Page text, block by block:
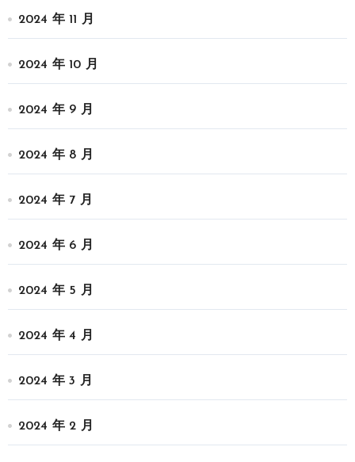
2024 年 11 月
2024 年 10 月
2024 年 9 月
2024 年 8 月
2024 年 7 月
2024 年 6 月
2024 年 5 月
2024 年 4 月
2024 年 3 月
2024 年 2 月